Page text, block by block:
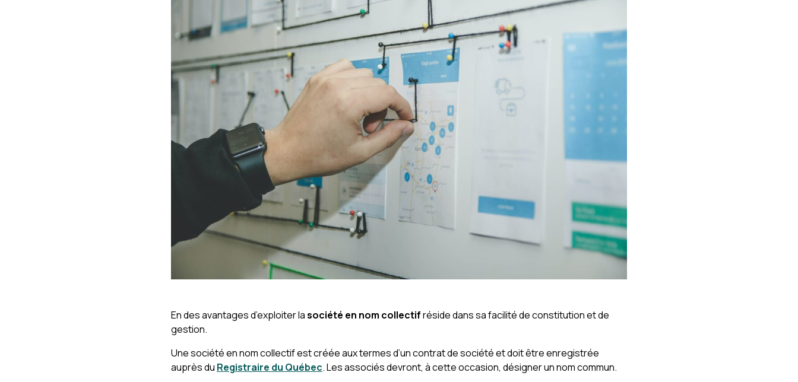
En des avantages d’exploiter lasociété en nom collectifréside dans sa facilité de constitution et de
gestion.
Une société en nom collectif est créée aux termes d’un contrat de société et doit être enregistrée
auprès du Registraire du Québec. Les associés devront, à cette occasion, désigner un nom commun.